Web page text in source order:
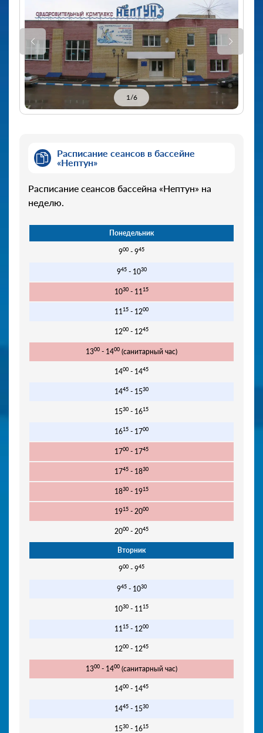
1/6
Расписание сеансов в бассейне
«Нептун»
Расписание сеансов бассейна «Нептун» на
неделю.
Понедельник
900 - 945
945- 1030
1030 - 11 15
11 15 - 1200
1200 - 1245
1300 - 1400 (санитарный час)
1400 - 1445
1445 - 1530
1530 - 1615
1615 - 1700
1700 - 1745
1745 - 1830
1830 - 1915
1915 - 2000
2000 - 2045
Вторник
900 - 945
945- 1030
1030 - 11 15
11 15 - 1200
1200 - 1245
1300 - 1400 (санитарный час)
1400 - 1445
1445 - 1530
1530 - 1615